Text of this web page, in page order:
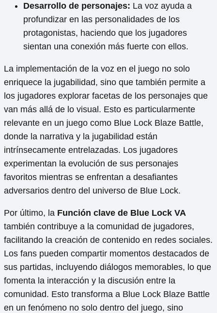
Desarrollo de personajes: La voz ayuda a
profundizar en las personalidades de los
protagonistas, haciendo que los jugadores
sientan una conexión más fuerte con ellos.
La implementación de la voz en el juego no solo
enriquece la jugabilidad, sino que también permite a
los jugadores explorar facetas de los personajes que
van más allá de lo visual. Esto es particularmente
relevante en un juego como Blue Lock Blaze Battle,
donde la narrativa y la jugabilidad están
intrínsecamente entrelazadas. Los jugadores
experimentan la evolución de sus personajes
favoritos mientras se enfrentan a desafiantes
adversarios dentro del universo de Blue Lock.
Por último, la Función clave de Blue Lock VA
también contribuye a la comunidad de jugadores,
facilitando la creación de contenido en redes sociales.
Los fans pueden compartir momentos destacados de
sus partidas, incluyendo diálogos memorables, lo que
fomenta la interacción y la discusión entre la
comunidad. Esto transforma a Blue Lock Blaze Battle
en un fenómeno no solo dentro del juego, sino